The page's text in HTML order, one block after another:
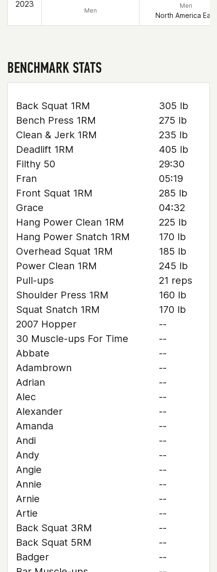
2023
Men
Men
North America East
BENCHMARK STATS
Back Squat 1RM
305 lb
Bench Press 1RM
275 lb
Clean & Jerk 1RM
235 lb
Deadlift 1RM
405 lb
Filthy 50
29:30
Fran
05:19
Front Squat 1RM
285 lb
Grace
04:32
Hang Power Clean 1RM
225 lb
Hang Power Snatch 1RM
170 lb
Overhead Squat 1RM
185 lb
Power Clean 1RM
245 lb
Pull-ups
21 reps
Shoulder Press 1RM
160 lb
Squat Snatch 1RM
170 lb
2007 Hopper
--
30 Muscle-ups For Time
--
Abbate
--
Adambrown
--
Adrian
--
Alec
--
Alexander
--
Amanda
--
Andi
--
Andy
--
Angie
--
Annie
--
Arnie
--
Artie
--
Back Squat 3RM
--
Back Squat 5RM
--
Badger
--